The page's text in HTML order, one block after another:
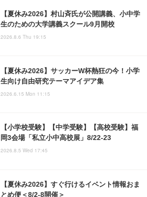
【夏休み2026】村山斉氏が公開講義、小中学
生のための大学講義スクール9月開校
2026.8.6 Thu 19:15
【夏休み2026】サッカーW杯熱狂の今！小学
生向け自由研究テーマアイデア集
2026.6.15 Mon 11:15
【小学校受験】【中学受験】【高校受験】福
岡3会場「私立小中高校展」8/22-23
2026.8.5 Wed 17:45
【夏休み2026】すぐ行けるイベント情報おま
とめ便＜8/2-8開催＞